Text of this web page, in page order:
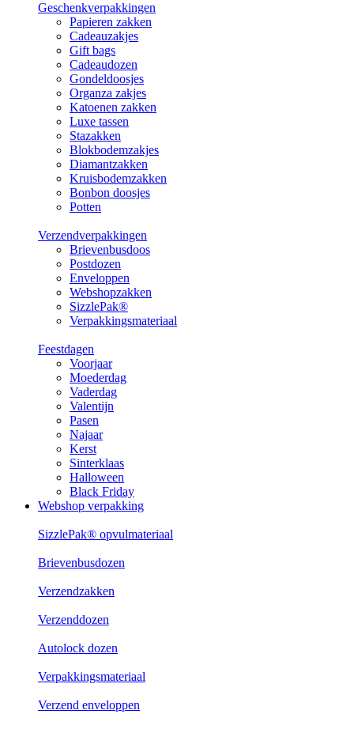
Geschenkverpakkingen
Papieren zakken
Cadeauzakjes
Gift bags
Cadeaudozen
Gondeldoosjes
Organza zakjes
Katoenen zakken
Luxe tassen
Stazakken
Blokbodemzakjes
Diamantzakken
Kruisbodemzakken
Bonbon doosjes
Potten
Verzendverpakkingen
Brievenbusdoos
Postdozen
Enveloppen
Webshopzakken
SizzlePak®
Verpakkingsmateriaal
Feestdagen
Voorjaar
Moederdag
Vaderdag
Valentijn
Pasen
Najaar
Kerst
Sinterklaas
Halloween
Black Friday
Webshop verpakking
SizzlePak® opvulmateriaal
Brievenbusdozen
Verzendzakken
Verzenddozen
Autolock dozen
Verpakkingsmateriaal
Verzend enveloppen